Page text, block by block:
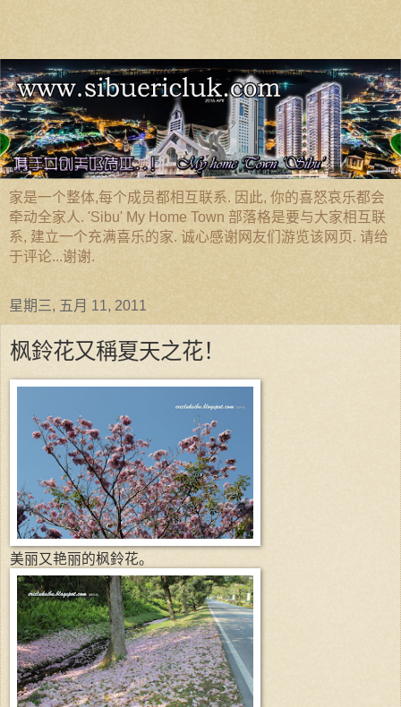
家是一个整体,每个成员都相互联系. 因此, 你的喜怒哀乐都会
牵动全家人. 'Sibu' My Home Town 部落格是要与大家相互联
系, 建立一个充满喜乐的家. 诚心感谢网友们游览该网页. 请给
于评论...谢谢.
星期三, 五月 11, 2011
枫鈴花又稱夏天之花！
美丽又艳丽的枫鈴花。